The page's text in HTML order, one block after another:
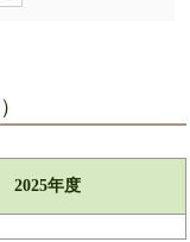
2025年度